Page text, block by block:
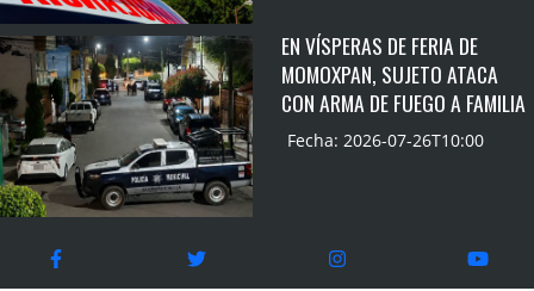
EN VÍSPERAS DE FERIA DE
MOMOXPAN, SUJETO ATACA
CON ARMA DE FUEGO A FAMILIA
Fecha: 2026-07-26T10:00